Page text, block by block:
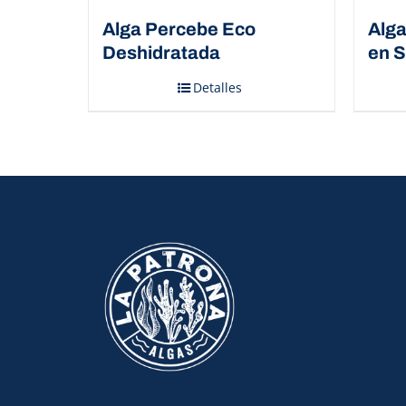
Alga Percebe Eco
Deshidratada
Detalles
en